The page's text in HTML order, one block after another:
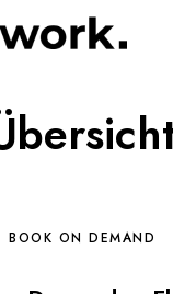
BOOK ON DEMAND